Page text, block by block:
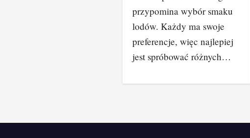
przypomina wybór smaku
lodów. Każdy ma swoje
preferencje, więc najlepiej
jest spróbować różnych…